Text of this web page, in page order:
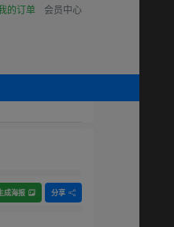
的订单 会员中心
成海报 分享